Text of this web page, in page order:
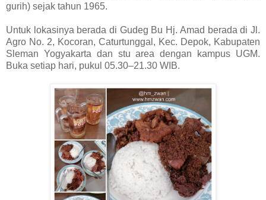
gurih) sejak tahun 1965.
Untuk lokasinya berada di Gudeg Bu Hj. Amad berada di Jl.
Agro No. 2, Kocoran, Caturtunggal, Kec. Depok, Kabupaten
Sleman Yogyakarta dan stu area dengan kampus UGM.
Buka setiap hari, pukul 05.30–21.30 WIB.